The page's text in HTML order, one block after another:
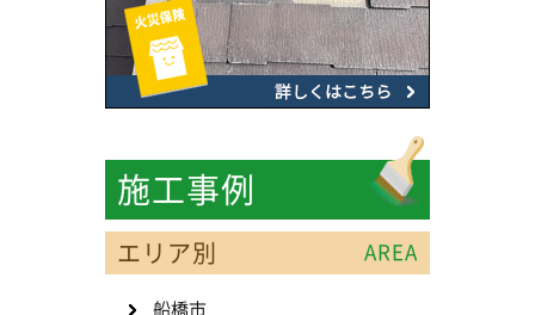
施工事例
エリア別 AREA
船橋市